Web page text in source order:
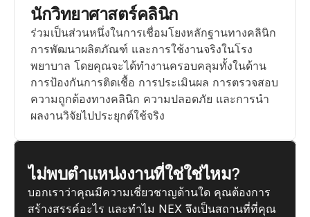
นักวิทยาศาสตร์คลินิก
ร่วมเป็นส่วนหนึ่งในการเชื่อมโยงหลักฐานทางคลินิก
การพัฒนาผลิตภัณฑ์ และการใช้งานจริงในโรง
พยาบาล โดยคุณจะได้ทำงานครอบคลุมทั้งในด้าน
การป้องกันการติดเชื้อ การประเมินผล การตรวจสอบ
ความถูกต้องทางคลินิก ความปลอดภัย และการนำ
ผลงานวิจัยไปประยุกต์ใช้จริง
ไม่พบตำแหน่งงานที่ใช่ใช่ไหม?
บอกเราว่าคุณมีความเชี่ยวชาญด้านใด คุณต้องการ
สร้างสรรค์อะไร และทำไม NEX จึงเป็นสถานที่ที่คุณ